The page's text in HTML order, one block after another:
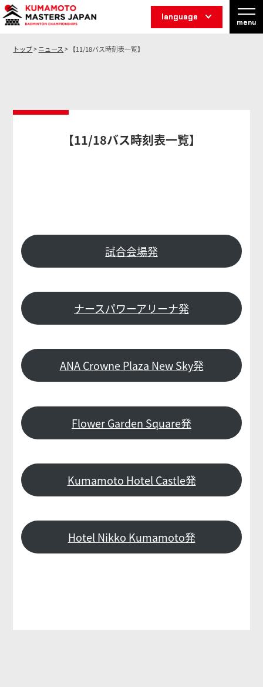
language
menu
トップ>ニュース > 【11/18バス時刻表一覧】
【11/18バス時刻表一覧】
試合会場発
ナースパワーアリーナ発
ANA Crowne Plaza New Sky発
Flower Garden Square発
Kumamoto Hotel Castle発
Hotel Nikko Kumamoto発